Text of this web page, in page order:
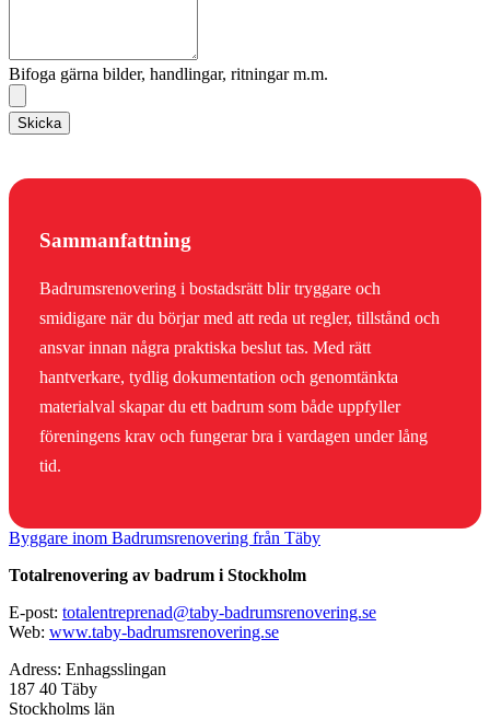
Bifoga gärna bilder, handlingar, ritningar m.m.
Skicka
Sammanfattning
Badrumsrenovering i bostadsrätt blir tryggare och
smidigare när du börjar med att reda ut regler, tillstånd och
ansvar innan några praktiska beslut tas. Med rätt
hantverkare, tydlig dokumentation och genomtänkta
materialval skapar du ett badrum som både uppfyller
föreningens krav och fungerar bra i vardagen under lång
tid.
Byggare inom Badrumsrenovering från Täby
Totalrenovering av badrum i Stockholm
E-post: totalentreprenad@taby-badrumsrenovering.se
Web: www.taby-badrumsrenovering.se
Adress: Enhagsslingan
187 40 Täby
Stockholms län